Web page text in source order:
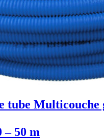
tube Multicouche
– 50 m